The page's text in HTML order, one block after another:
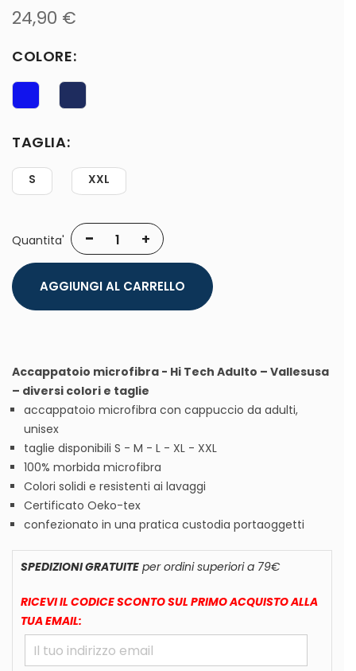
24,90 €
COLORE
TAGLIA
S XXL
Quantita' - +
AGGIUNGI AL CARRELLO
Accappatoio microfibra - Hi Tech Adulto – Vallesusa
– diversi colori e taglie
accappatoio microfibra con cappuccio da adulti,
unisex
taglie disponibili S - M - L - XL - XXL
100% morbida microfibra
Colori solidi e resistenti ai lavaggi
Certificato Oeko-tex
confezionato in una pratica custodia portaoggetti
SPEDIZIONI GRATUITE per ordini superiori a 79€
RICEVI IL CODICE SCONTO SUL PRIMO ACQUISTO ALLA
TUA EMAIL: